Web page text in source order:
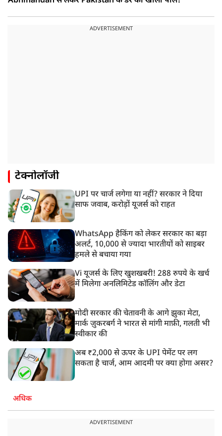
ADVERTISEMENT
टेक्नोलॉजी
UPI पर चार्ज लगेगा या नहीं? सरकार ने दिया
साफ जवाब, करोड़ों यूजर्स को राहत
WhatsApp हैकिंग को लेकर सरकार का बड़ा
अलर्ट, 10,000 से ज्यादा भारतीयों को साइबर
हमले से बचाया गया
Vi यूजर्स के लिए खुशखबरी! 288 रुपये के खर्च
में मिलेगा अनलिमिटेड कॉलिंग और डेटा
मोदी सरकार की चेतावनी के आगे झुका मेटा,
मार्क ज़ुकरबर्ग ने भारत से मांगी माफ़ी, गलती भी
स्वीकार की
अब ₹2,000 से ऊपर के UPI पेमेंट पर लग
सकता है चार्ज, आम आदमी पर क्या होगा असर?
अधिक
ADVERTISEMENT